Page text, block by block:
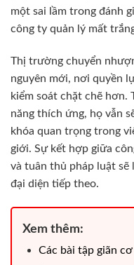
một sai lầm trong đánh
công ty quản lý mất
Thị trường chuyển
nguyên mới, nơi quyền
kiểm soát chặt chẽ hơn.
năng thích ứng, họ vẫn
khóa quan trọng trong
giới. Sự kết hợp giữa
và tuân thủ pháp luật sẽ
đại diện tiếp theo.
Xem thêm:
Các bài tập giãn